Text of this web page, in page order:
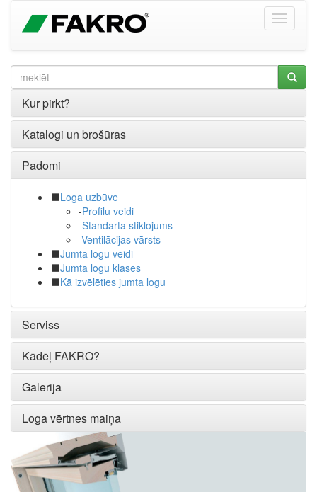
Kur pirkt?
Katalogi un brošūras
Padomi
Loga uzbūve
-Profilu veidi
-Standarta stiklojums
-Ventilācijas vārsts
Jumta logu veidi
Jumta logu klases
Kā izvēlēties jumta logu
Serviss
Kādēļ FAKRO?
Galerija
Loga vērtnes maiņa